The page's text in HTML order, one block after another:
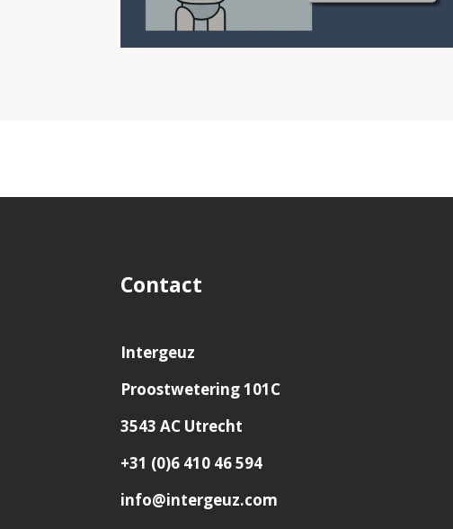
Contact
Intergeuz
Proostwetering 101C
3543 AC Utrecht
+31 (0)6 410 46 594
info@intergeuz.com